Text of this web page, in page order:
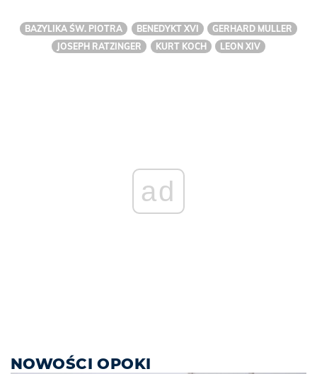
BAZYLIKA ŚW. PIOTRA BENEDYKT XVI
GERHARD MULLER
JOSEPH RATZINGER
KURT KOCH LEON XIV
ad
NOWOŚCI OPOKI